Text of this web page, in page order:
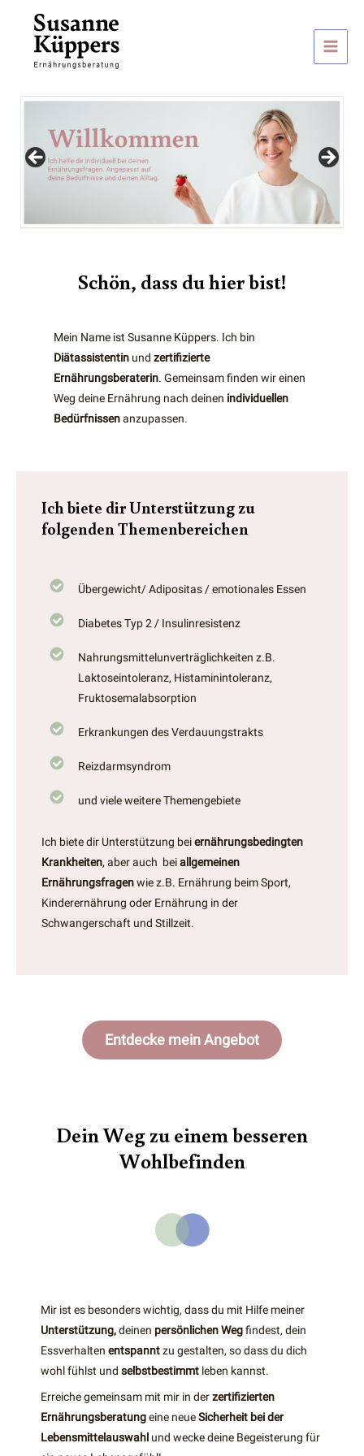
springen
Main
Menu
Schön, dass du hier bist!
Mein Name ist Susanne Küppers. Ich bin
Diätassistentin undzertifizierte
Ernährungsberaterin. Gemeinsam finden wir einen
Weg deine Ernährung nach deinen individuellen
Bedürfnissenanzupassen.
Ich biete dir Unterstützung zu
folgenden Themenbereichen
Übergewicht/ Adipositas / emotionales Essen
Diabetes Typ 2 / Insulinresistenz
Nahrungsmittelunverträglichkeiten z.B.
Laktoseintoleranz, Histaminintoleranz,
Fruktosemalabsorption
Erkrankungen des Verdauungstrakts
Reizdarmsyndrom
und viele weitere Themengebiete
Ich biete dir Unterstützung beiernährungsbedingten
Krankheiten, aber auch beiallgemeinen
Ernährungsfragenwie z.B. Ernährung beim Sport,
Kinderernährung oder Ernährung in der
Schwangerschaft und Stillzeit.
Entdecke mein Angebot
Dein Weg zu einem besseren
Wohlbefinden
Mir ist es besonders wichtig, dass du mit Hilfe meiner
Unterstützung,deinen persönlichen Wegfindest, dein
Essverhalten entspanntzu gestalten, so dass du dich
wohl fühlst und selbstbestimmt leben kannst.
Erreiche gemeinsam mit mir in derzertifizierten
Ernährungsberatungeine neueSicherheit bei der
Lebensmittelauswahl und wecke deine Begeisterung für